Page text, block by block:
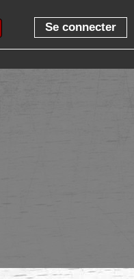
Se connecter